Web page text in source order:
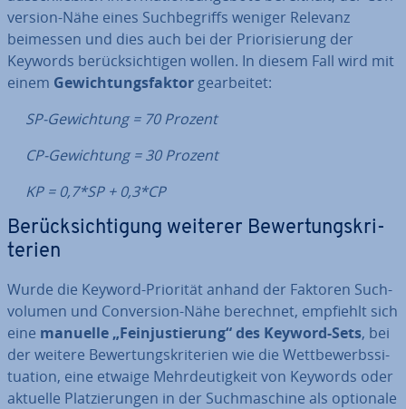
ver­si­on-Nähe eines Such­be­griffs weniger Relevanz
beimessen und dies auch bei der Prio­ri­sie­rung der
Keywords be­rück­sich­ti­gen wollen. In diesem Fall wird mit
einem Ge­wich­tungs­fak­tor ge­ar­bei­tet:
SP-Ge­wich­tung = 70 Prozent
CP-Ge­wich­tung = 30 Prozent
KP = 0,7*SP + 0,3*CP
Be­rück­sich­ti­gung weiterer Be­wer­tungs­kri­
te­ri­en
Wurde die Keyword-Priorität anhand der Faktoren Such­
vo­lu­men und Con­ver­si­on-Nähe berechnet, empfiehlt sich
eine manuelle „Fein­jus­tie­rung“ des Keyword-Sets, bei
der weitere Be­wer­tungs­kri­te­ri­en wie die Wett­be­werbs­si­
tua­ti­on, eine etwaige Mehr­deu­tig­keit von Keywords oder
aktuelle Plat­zie­run­gen in der Such­ma­schi­ne als optionale